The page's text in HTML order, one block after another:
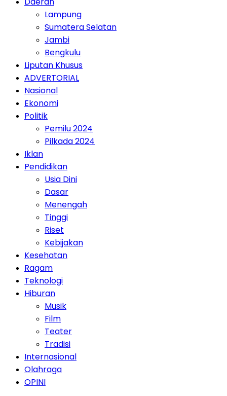
Lampung
Sumatera Selatan
Jambi
Bengkulu
Liputan Khusus
ADVERTORIAL
Nasional
Ekonomi
Politik
Pemilu 2024
Pilkada 2024
Iklan
Pendidikan
Usia Dini
Dasar
Menengah
Tinggi
Riset
Kebijakan
Kesehatan
Ragam
Teknologi
Hiburan
Musik
Film
Teater
Tradisi
Internasional
Olahraga
OPINI